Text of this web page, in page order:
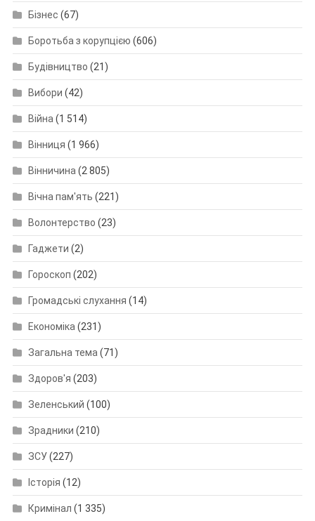
Бізнес (67)
Боротьба з корупцією (606)
Будівництво (21)
Вибори (42)
Війна (1 514)
Вінниця (1 966)
Вінничина (2 805)
Вічна пам'ять (221)
Волонтерство (23)
Гаджети (2)
Гороскоп (202)
Громадські слухання (14)
Економіка (231)
Загальна тема (71)
Здоров'я (203)
Зеленський (100)
Зрадники (210)
ЗСУ(227)
Історія (12)
Кримінал (1 335)